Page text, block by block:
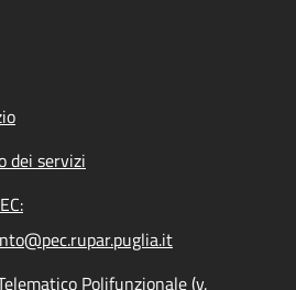
dei servizi
Polifunzionale (v.